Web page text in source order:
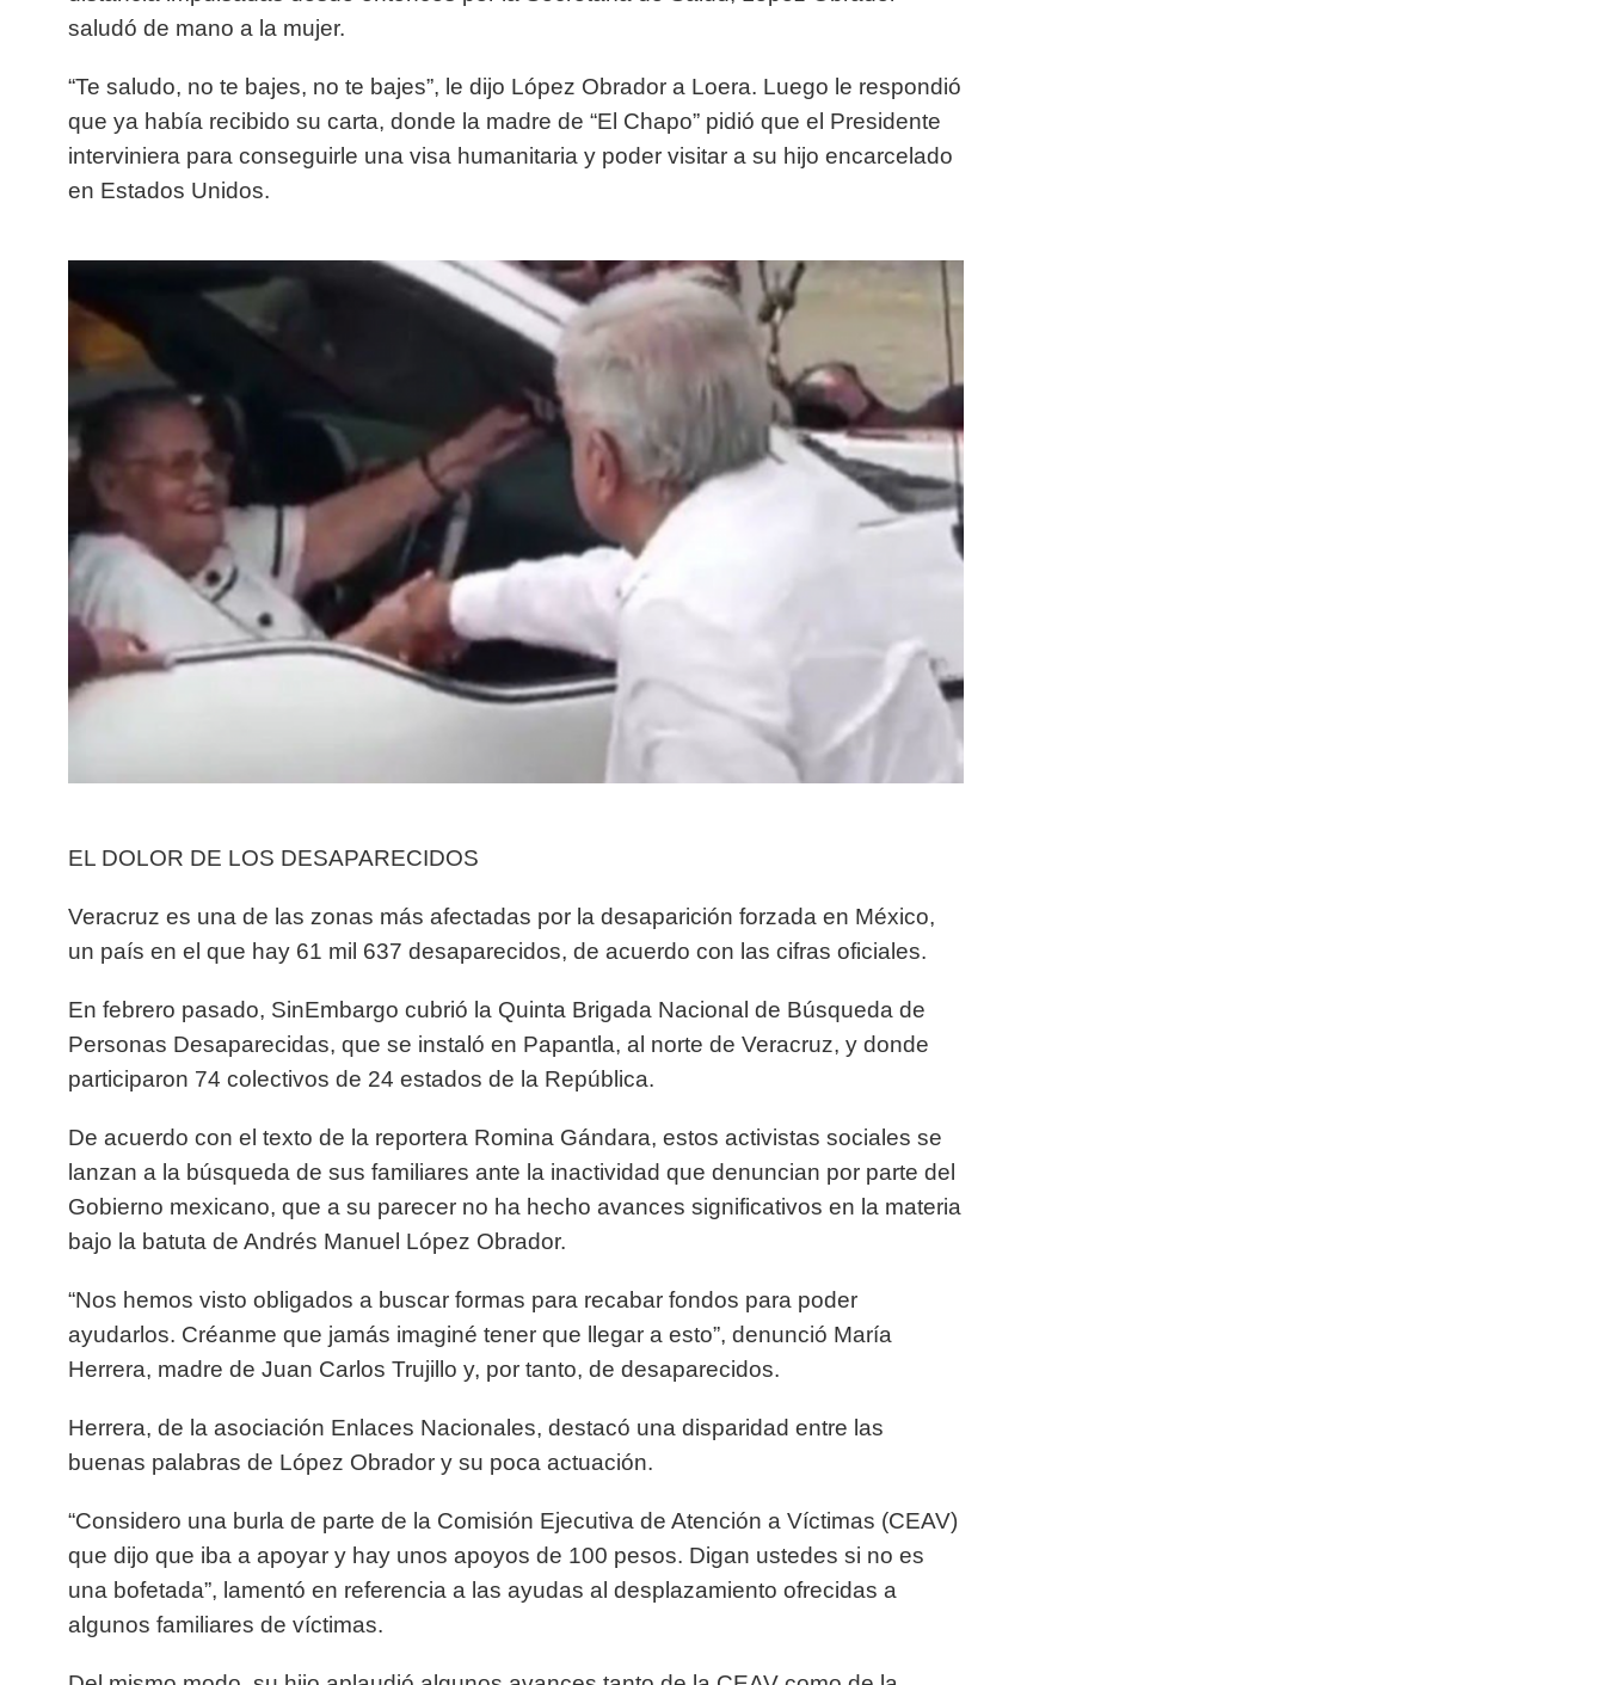
saludó de mano a la mujer.
“Te saludo, no te bajes, no te bajes”, le dijo López Obrador a Loera. Luego le respondió
que ya había recibido su carta, donde la madre de “El Chapo” pidió que el Presidente
interviniera para conseguirle una visa humanitaria y poder visitar a su hijo encarcelado
en Estados Unidos.
EL DOLOR DE LOS DESAPARECIDOS
Veracruz es una de las zonas más afectadas por la desaparición forzada en México,
un país en el que hay 61 mil 637 desaparecidos, de acuerdo con las cifras oficiales.
En febrero pasado, SinEmbargo cubrió la Quinta Brigada Nacional de Búsqueda de
Personas Desaparecidas, que se instaló en Papantla, al norte de Veracruz, y donde
participaron 74 colectivos de 24 estados de la República.
De acuerdo con el texto de la reportera Romina Gándara, estos activistas sociales se
lanzan a la búsqueda de sus familiares ante la inactividad que denuncian por parte del
Gobierno mexicano, que a su parecer no ha hecho avances significativos en la materia
bajo la batuta de Andrés Manuel López Obrador.
“Nos hemos visto obligados a buscar formas para recabar fondos para poder
ayudarlos. Créanme que jamás imaginé tener que llegar a esto”, denunció María
Herrera, madre de Juan Carlos Trujillo y, por tanto, de desaparecidos.
Herrera, de la asociación Enlaces Nacionales, destacó una disparidad entre las
buenas palabras de López Obrador y su poca actuación.
“Considero una burla de parte de la Comisión Ejecutiva de Atención a Víctimas (CEAV)
que dijo que iba a apoyar y hay unos apoyos de 100 pesos. Digan ustedes si no es
una bofetada”, lamentó en referencia a las ayudas al desplazamiento ofrecidas a
algunos familiares de víctimas.